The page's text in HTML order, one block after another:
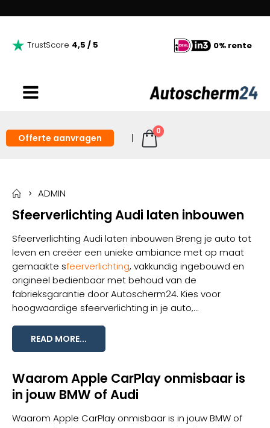
TrustScore 4,5 / 5 0% rente
Offerte aanvragen
0
ADMIN
Sfeerverlichting Audi laten inbouwen
Sfeerverlichting Audi laten inbouwen Breng je auto tot
leven en creëer een unieke ambiance met op maat
gemaakte sfeerverlichting, vakkundig ingebouwd en
origineel bedienbaar met behoud van de
fabrieksgarantie door Autoscherm24. Kies voor
hoogwaardige sfeerverlichting in je auto,...
READ MORE...
Waarom Apple CarPlay onmisbaar is
in jouw BMW of Audi
Waarom Apple CarPlay onmisbaar is in jouw BMW of